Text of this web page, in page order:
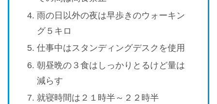
雨の日以外の夜は早歩きのウォーキン
グ５キロ
仕事中はスタンディングデスクを使用
朝昼晩の３食はしっかりとるけど量は
減らす
就寝時間は２１時半～２２時半